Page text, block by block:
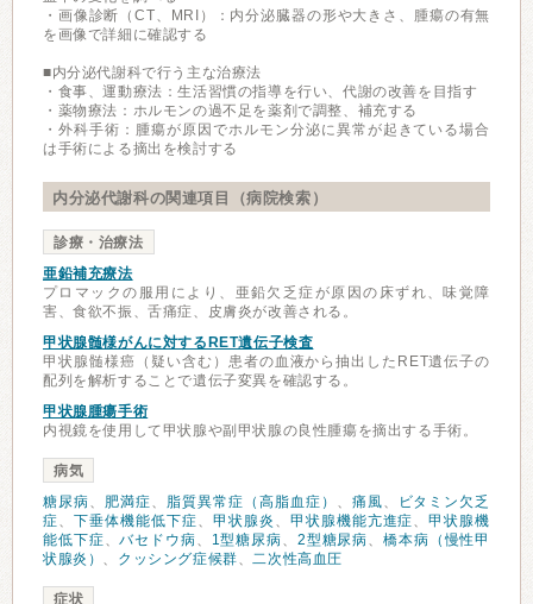
・画像診断（CT、MRI）：内分泌臓器の形や大きさ、腫瘍の有無
を画像で詳細に確認する
■内分泌代謝科で行う主な治療法
・食事、運動療法：生活習慣の指導を行い、代謝の改善を目指す
・薬物療法：ホルモンの過不足を薬剤で調整、補充する
・外科手術：腫瘍が原因でホルモン分泌に異常が起きている場合
は手術による摘出を検討する
内分泌代謝科の関連項目（病院検索）
診療・治療法
亜鉛補充療法
プロマックの服用により、亜鉛欠乏症が原因の床ずれ、味覚障
害、食欲不振、舌痛症、皮膚炎が改善される。
甲状腺髄様がんに対するRET遺伝子検査
甲状腺髄様癌（疑い含む）患者の血液から抽出したRET遺伝子の
配列を解析することで遺伝子変異を確認する。
甲状腺腫瘍手術
内視鏡を使用して甲状腺や副甲状腺の良性腫瘍を摘出する手術。
病気
糖尿病、 肥満症、 脂質異常症（高脂血症） 、 痛風、
ビタミン欠乏
症、 下垂体機能低下症、 甲状腺炎 、 甲状腺機能亢進症、甲状腺機
能低下症、バセドウ病、 1型糖尿病、 2型糖尿病、橋本病（慢性甲
状腺炎） 、 クッシング症候群、二次性高血圧
症状